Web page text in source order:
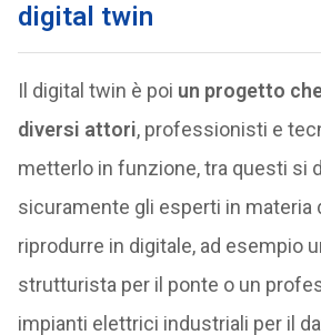
digital twin
Il digital twin è poi un progetto
diversi attori, professionisti e
metterlo in funzione, tra questi si
sicuramente gli esperti in materia
riprodurre in digitale, ad esempio
strutturista per il ponte o un
impianti elettrici industriali per il